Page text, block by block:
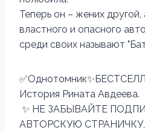
Теперь он – жених другой,
властного и опасного
среди своих называют
История Рината Авдеева.
✨ НЕ ЗАБЫВАЙТЕ
АВТОРСКУЮ